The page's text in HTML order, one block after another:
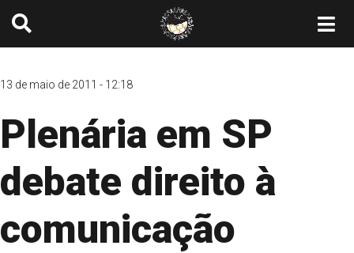
13 de maio de 2011 - 12:18
Plenária em SP
debate direito à
comunicação